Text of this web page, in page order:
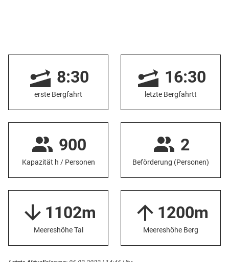
8:30
erste Bergfahrt
16:30
letzte Bergfahrtt
900
Kapazität h / Personen
2
Beförderung (Personen)
1102m
Meereshöhe Tal
1200m
Meereshöhe Berg